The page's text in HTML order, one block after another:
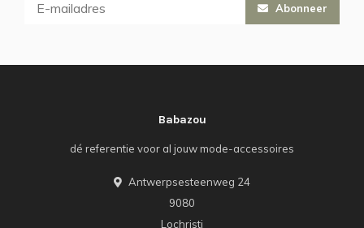
Abonneer
Babazou
dé referentie voor al jouw mode-accessoires
Antwerpsesteenweg 24
9080
Lochristi